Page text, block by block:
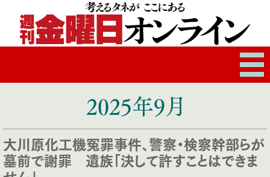
2025年9月
大川原化工機冤罪事件、警察・検察幹部らが
墓前で謝罪 遺族「決して許すことはできま